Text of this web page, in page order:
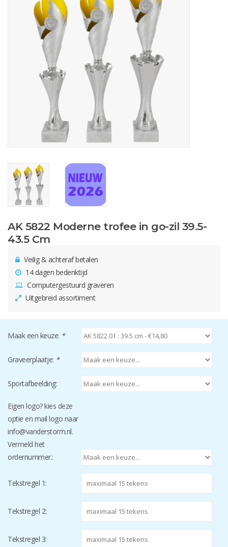
Glazen awards en trofeën
Relatiegeschenken
AK 5822 Moderne trofee in go-zil 39.5-
43.5 Cm
Veilig & achteraf betalen
14 dagen bedenktijd
Computergestuurd graveren
Uitgebreid assortiment
Maak een keuze: *
Graveerplaatje: *
Sportafbeelding:
Eigen logo? kies deze
optie en mail logo naar
info@vanderstorm.nl.
Vermeld het
ordernummer.:
Tekstregel 1:
Tekstregel 2:
Tekstregel 3: